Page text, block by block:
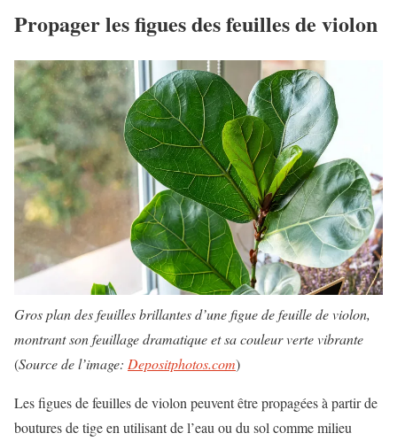
Propager les figues des feuilles de violon
Gros plan des feuilles brillantes d’une figue de feuille de violon,
montrant son feuillage dramatique et sa couleur verte vibrante
(Source de l’image: Depositphotos.com)
Les figues de feuilles de violon peuvent être propagées à partir de
boutures de tige en utilisant de l’eau ou du sol comme milieu